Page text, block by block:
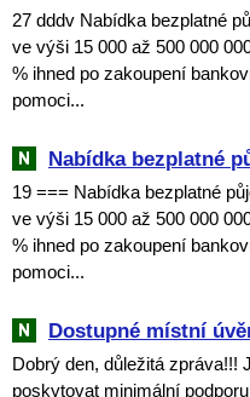
27 dddv Nabídka bezplatné
ve výši 15 000 až 500 000
% ihned po zakoupení
pomoci...
Nabídka bezplatné
19 === Nabídka bezplatné
ve výši 15 000 až 500 000
% ihned po zakoupení
pomoci...
Dostupné místní
Dobrý den, důležitá
poskytovat minimální